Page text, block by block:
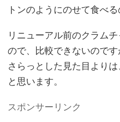
トンのようにのせて食べ
リニューアル前のクラム
ので、比較できないので
さらっとした見た目より
と思います。
スポンサーリンク